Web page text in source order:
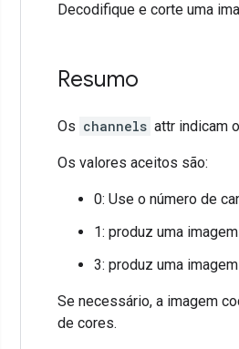
Decodifique e corte uma
Resumo
Os channels attr indicam
Os valores aceitos são:
0: Use o número de
1: produz uma
3: produz uma imagem
Se necessário, a imagem
de cores.